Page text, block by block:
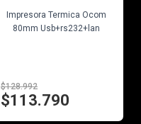
Impresora Termica Ocom
80mm Usb+rs232+lan
$128.992
$113.790